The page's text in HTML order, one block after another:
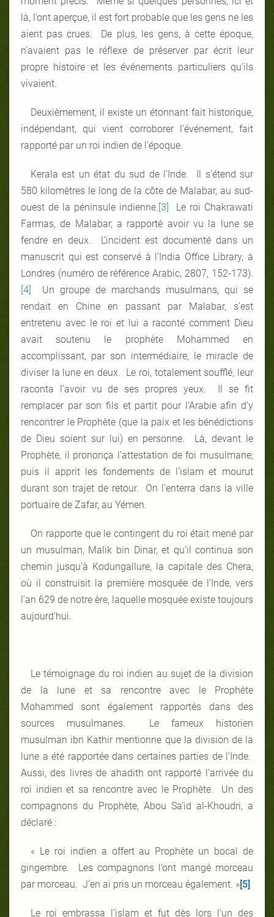
là, l’ont aperçue, il est fort probable que les gens ne les
aient pas crues. De plus, les gens, à cette époque,
n’avaient pas le réflexe de préserver par écrit leur
propre histoire et les événements particuliers qu’ils
vivaient.
Deuxièmement, il existe un étonnant fait historique,
indépendant, qui vient corroborer l’événement, fait
rapporté par un roi indien de l’époque.
Kerala est un état du sud de l’Inde. Il s’étend sur
580 kilomètres le long de la côte de Malabar, au sud-
ouest de la péninsule indienne. [3]
Le roi Chakrawati
Farmas, de Malabar, a rapporté avoir vu la lune se
fendre en deux. L’incident est documenté dans un
manuscrit qui est conservé à l’India Office Library, à
Londres (numéro de référence Arabic, 2807, 152-173).
[4]
Un groupe de marchands musulmans, qui se
rendait en Chine en passant par Malabar, s’est
entretenu avec le roi et lui a raconté comment Dieu
avait soutenu le prophète Mohammed en
accomplissant, par son intermédiaire, le miracle de
diviser la lune en deux. Le roi, totalement soufflé, leur
raconta l’avoir vu de ses propres yeux. Il se fit
remplacer par son fils et partit pour l’Arabie afin d’y
rencontrer le Prophète (que la paix et les bénédictions
de Dieu soient sur lui) en personne. Là, devant le
Prophète, il prononça l’attestation de foi musulmane;
puis il apprit les fondements de l’islam et mourut
durant son trajet de retour. On l’enterra dans la ville
portuaire de Zafar, au Yémen.
On rapporte que le contingent du roi était mené par
un musulman, Malik bin Dinar, et qu’il continua son
chemin jusqu’à Kodungallure, la capitale des Chera,
où il construisit la première mosquée de l’Inde, vers
l’an 629 de notre ère, laquelle mosquée existe toujours
aujourd’hui.
Le témoignage du roi indien au sujet de la division
de la lune et sa rencontre avec le Prophète
Mohammed sont également rapportés dans des
sources musulmanes. Le fameux historien
musulman ibn Kathir mentionne que la division de la
lune a été rapportée dans certaines parties de l’Inde.
Aussi, des livres de ahadith ont rapporté l’arrivée du
roi indien et sa rencontre avec le Prophète. Un des
compagnons du Prophète, Abou Sa’id al-Khoudri, a
déclaré :
« Le roi indien a offert au Prophète un bocal de
gingembre. Les compagnons l’ont mangé morceau
par morceau. J’en ai pris un morceau également. »[5]
Le roi embrassa l’islam et fut dès lors l’un des